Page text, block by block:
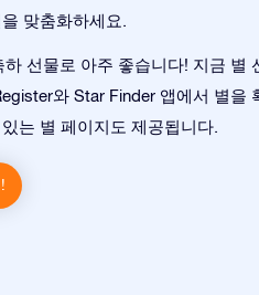
맞춤화하세요.
선물로 아주 좋습니다! 지금 별
와 Star Finder 앱에서 별을
는 별 페이지도 제공됩니다.